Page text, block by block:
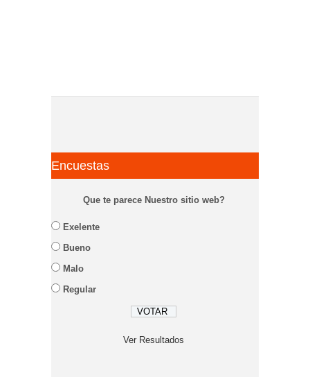
Encuestas
Que te parece Nuestro sitio web?
Exelente
Bueno
Malo
Regular
Ver Resultados